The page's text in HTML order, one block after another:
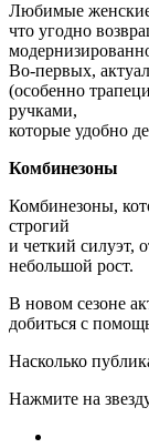
Любимые женские
что угодно
Во-первых,
(особенно
ручками,
которые удобно
Комбинезоны
Комбинезоны,
строгий
и четкий силуэт,
небольшой рост.
В новом сезоне
добиться с
Насколько
Нажмите на